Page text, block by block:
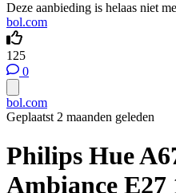
Deze aanbieding is helaas niet
bol.com
125
0
bol.com
Geplaatst 2 maanden geleden
Philips Hue
Ambiance E27